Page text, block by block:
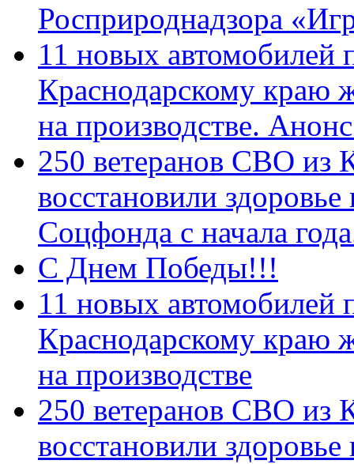
Росприроднадзора
11 новых автомобилей
Краснодарскому краю
на производстве.
250 ветеранов СВО из
восстановили
Соцфонда с начала
С Днем Победы!!!
11 новых автомобилей
Краснодарскому краю
на производстве
250 ветеранов СВО из
восстановили